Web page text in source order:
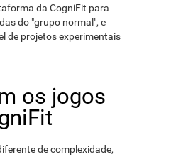
da CogniFit para
do "grupo normal", e
de projetos experimentais
os jogos
de complexidade,